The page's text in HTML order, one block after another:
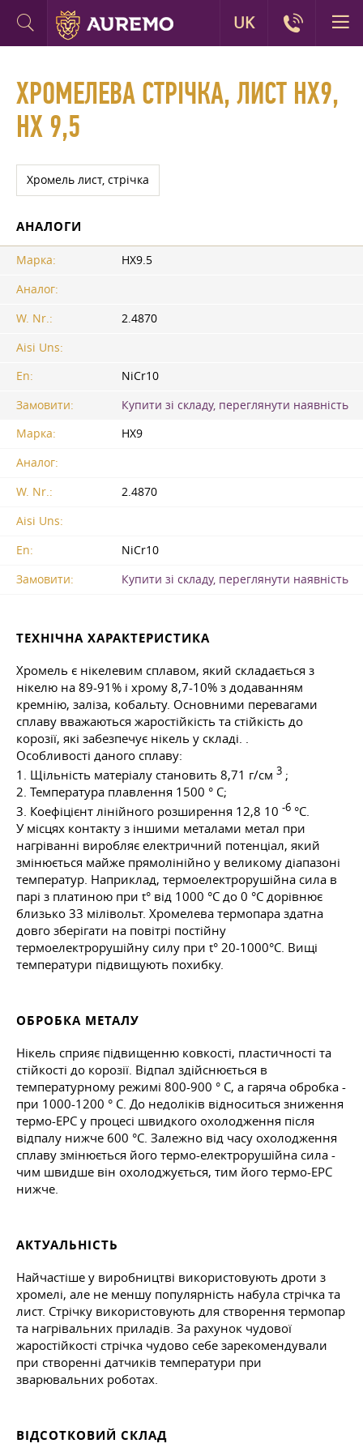
ХРОМЕЛЕВА СТРІЧКА, ЛИСТ НХ9,
НХ 9,5
Хромель лист, стрічка
АНАЛОГИ
Марка:
НХ9.5
Аналог:
W. Nr.:
2.4870
Aisi Uns:
En:
NiCr10
Замовити:
Купити зі складу, переглянути наявність
Марка:
НХ9
Аналог:
W. Nr.:
2.4870
Aisi Uns:
En:
NiCr10
Замовити:
Купити зі складу, переглянути наявність
ТЕХНІЧНА ХАРАКТЕРИСТИКА
Хромель є нікелевим сплавом, який складається з
нікелю на 89-91% і хрому 8,7-10% з додаванням
кремнію, заліза, кобальту. Основними перевагами
сплаву вважаються жаростійкість та стійкість до
корозії, які забезпечує нікель у складі. .
Особливості даного сплаву:
1. Щільність матеріалу становить 8,71 г/см 3 ;
2. Температура плавлення 1500 ° C;
3. Коефіцієнт лінійного розширення 12,8 10 -6 °C.
У місцях контакту з іншими металами метал при
нагріванні виробляє електричний потенціал, який
змінюється майже прямолінійно у великому діапазоні
температур. Наприклад, термоелектрорушійна сила в
парі з платиною при t° від 1000 °C до 0 °C дорівнює
близько 33 мілівольт. Хромелева термопара здатна
довго зберігати на повітрі постійну
термоелектрорушійну силу при t° 20-1000°C. Вищі
температури підвищують похибку.
ОБРОБКА МЕТАЛУ
Нікель сприяє підвищенню ковкості, пластичності та
стійкості до корозії. Відпал здійснюється в
температурному режимі 800-900 ° C, а гаряча обробка -
при 1000-1200 ° C. До недоліків відноситься зниження
термо-ЕРС у процесі швидкого охолодження після
відпалу нижче 600 °C. Залежно від часу охолодження
сплаву змінюється його термо-електрорушійна сила -
чим швидше він охолоджується, тим його термо-ЕРС
нижче.
АКТУАЛЬНІСТЬ
Найчастіше у виробництві використовують дроти з
хромелі, але не меншу популярність набула стрічка та
лист. Стрічку використовують для створення термопар
та нагрівальних приладів. За рахунок чудової
жаростійкості стрічка чудово себе зарекомендували
при створенні датчиків температури при
зварювальних роботах.
ВІДСОТКОВИЙ СКЛАД
UK